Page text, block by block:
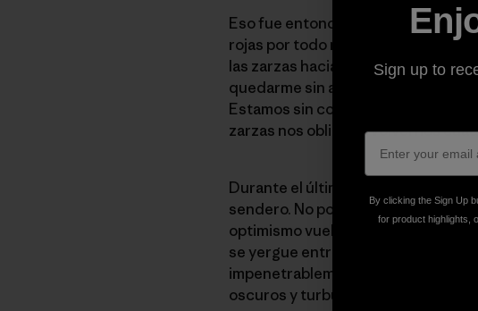
Eso fue entonces. Ahora estoy
rojas por todo mi cuerpo excepto
las zarzas hacia una pequeña
quedarme sin agua, y el sorbo que
Estamos sin comida desde hace
zarzas nos obligan a volvernos
Durante el último kilómetro y
sendero. No podemos correr, pero
optimismo vuelve al cuerpo, y
se yergue entre nosotros y el
impenetrablemente densas hasta
oscuros y turbulentos metros. Y
Sign up to
By clicking the Sign Up
for product highlights,